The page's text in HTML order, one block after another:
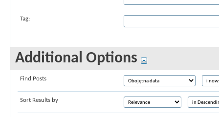
Tag:
Additional Options
Find Posts
Sort Results by